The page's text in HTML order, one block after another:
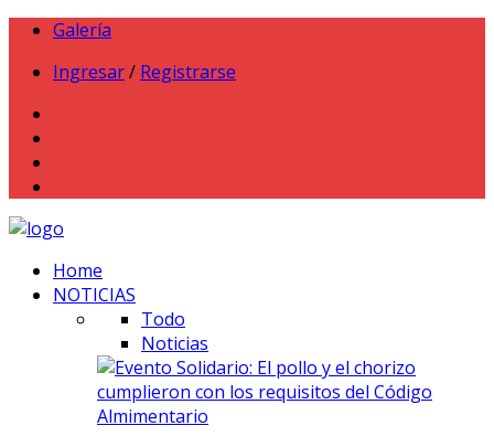
Galería
Ingresar/ Registrarse
Home
NOTICIAS
Todo
Noticias